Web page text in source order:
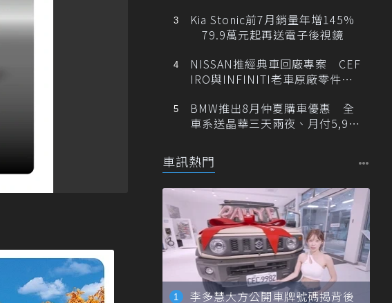
Kia Stonic前7月銷量年增145%
79.9萬元起再送電子後視鏡
NISSAN推經典車回廠專案 CEF
IRO與INFINITI老車原廠零件最
BMW推出8月仲夏購車優惠 全
車系送晶華三天兩夜、月付5,900
車訊熱門
李多慧大方公開車牌號碼揭背後